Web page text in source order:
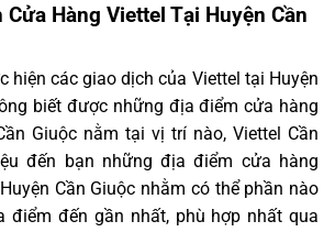
Hàng Viettel Tại Huyện Cần
hiện các giao dịch của Viettel tại Huyện
biết được những địa điểm cửa hàng
Giuộc nằm tại vị trí nào, Viettel Cần
đến bạn những địa điểm cửa hàng
Cần Giuộc nhằm có thể phần nào
điểm đến gần nhất, phù hợp nhất qua